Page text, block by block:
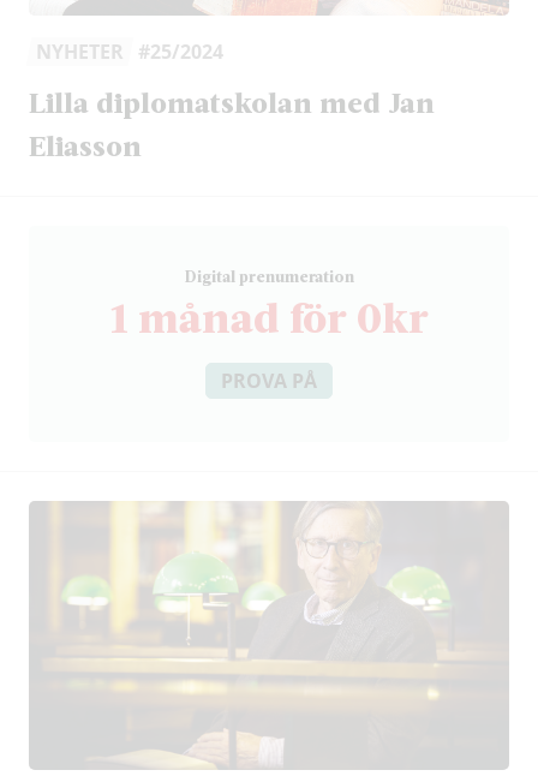
NYHETER #25/2024
Lilla diplomatskolan med Jan
Eliasson
Digital prenumeration
1 månad för 0kr
PROVA PÅ